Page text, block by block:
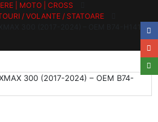
| MOTO | CROSS
/ VOLANTE / STATOARE
XMAX 300 (2017-2024) – OEM B74-H1410-